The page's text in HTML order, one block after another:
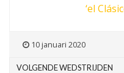
‘el
10 januari 2020
VOLGENDE WEDSTRIJDEN